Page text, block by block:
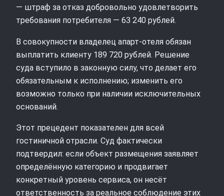
— штраф за отказ добровольно удовлетворить
требования потребителя — 63 240 рублей.
В совокупности владелец апарт‑отеля обязан
выплатить клиенту 189 720 рублей. Решение
суда вступило в законную силу, что делает его
обязательным к исполнению; изменить его
возможно только при наличии исключительных
оснований.
Этот прецедент показателен для всей
гостиничной отрасли. Суд фактически
подтвердил: если объект размещения заявляет
определённую категорию и продвигает
конкретный уровень сервиса, он несёт
ответственность за реальное соблюдение этих